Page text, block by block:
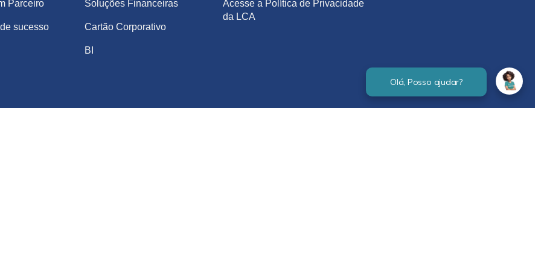
Parceiro
sucesso
Soluções Financeiras
Cartão Corporativo
BI
Acesse a Política de Privacidade
da LCA